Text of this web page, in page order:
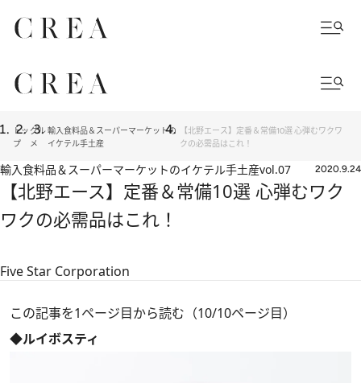
トッ
プ
グル
メ
輸入食料品＆スーパーマーケットの
イケテル手土産
【北野エース】定番＆常備10選 心弾むワクワ
クの必需品はこれ！
輸入食料品＆スーパーマーケットのイケテル手土産vol.07 2020.9.24
【北野エース】定番＆常備10選 心弾むワク
ワクの必需品はこれ！
Five Star Corporation
この記事を1ページ目から読む（10/10ページ目）
◆ルイボスティ